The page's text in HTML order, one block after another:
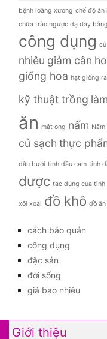
bệnh loãng xương chế độ ăn
chữa trào ngược dạ dày
công dụng
nhiêu giảm cân
giống hoa hạt giống
kỹ thuật trồng
ăn mật ong nấm
củ sạch thực
dầu bưởi tinh dầu cam tinh
dược tác dụng của tinh
xôi xoài đồ khô đồ
cách bảo quản
công dụng
đặc sản
đời sống
giá bao nhiêu
Giới thiệu